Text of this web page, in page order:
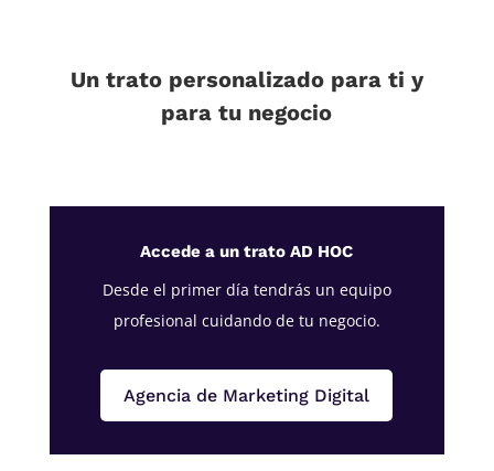
Un trato personalizado para ti y
para tu negocio
Accede a un trato AD HOC
Desde el primer día tendrás un equipo
profesional cuidando de tu negocio.
Agencia de Marketing Digital